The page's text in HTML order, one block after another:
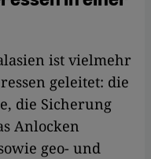
ist vielmehr
geleitet: die
die Sicherung
Anlocken
geo- und